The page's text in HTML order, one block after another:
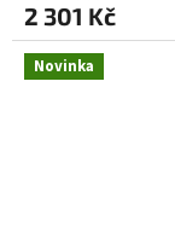
2 301 Kč
Novinka